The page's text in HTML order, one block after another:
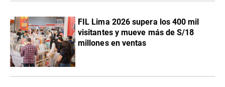
FIL Lima 2026 supera los 400 mil
visitantes y mueve más de S/18
millones en ventas